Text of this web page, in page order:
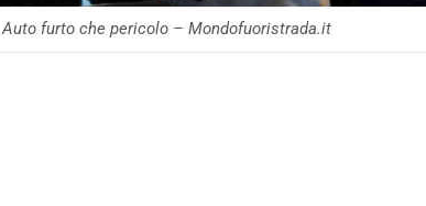
Auto furto che pericolo – Mondofuoristrada.it